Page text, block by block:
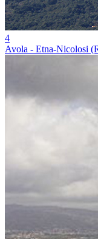
4
Avola - Etna-Nicolosi